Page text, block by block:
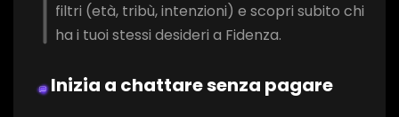
filtri (età, tribù, intenzioni) e scopri subito chi
ha i tuoi stessi desideri a Fidenza.
Inizia a chattare senza pagare